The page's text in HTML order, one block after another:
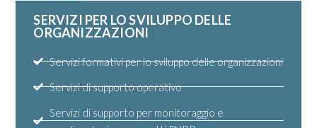
SERVIZI PER LO SVILUPPO DELLE
ORGANIZZAZIONI
Servizi formativi per lo sviluppo delle organizzazioni
Servizi di supporto operativo
Servizi di supporto per monitoraggio e